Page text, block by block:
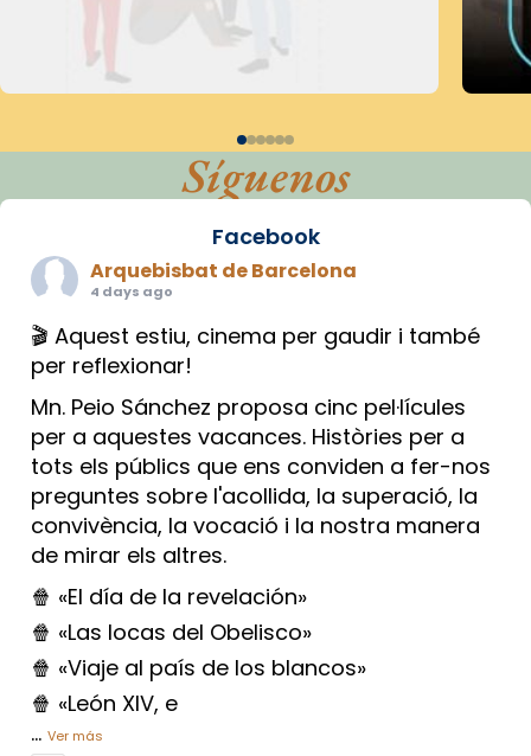
Síguenos
Facebook
Arquebisbat de Barcelona
4 days ago
🎬 Aquest estiu, cinema per gaudir i també
per reflexionar!
Mn. Peio Sánchez proposa cinc pel·lícules
per a aquestes vacances. Històries per a
tots els públics que ens conviden a fer-nos
preguntes sobre l'acollida, la superació, la
convivència, la vocació i la nostra manera
de mirar els altres.
🍿 «El día de la revelación»
🍿 «Las locas del Obelisco»
🍿 «Viaje al país de los blancos»
🍿 «León XIV, e
... Ver más